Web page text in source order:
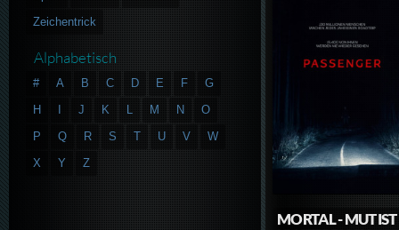
MORTAL - MUT IST
Zeichentrick
Alphabetisch
# A B C D E F
G
H
J K L M N
O
P
Q R S T U V
W
X
Y Z